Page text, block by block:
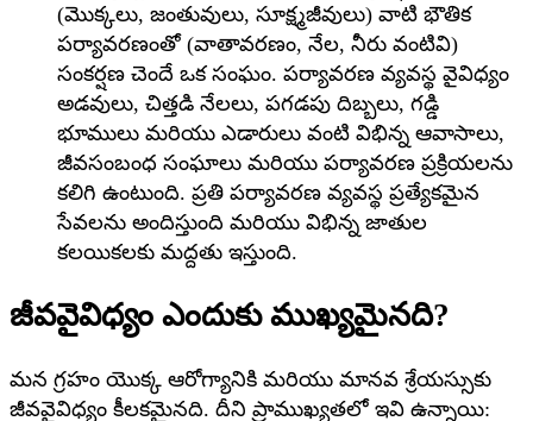
(మొక్కలు, జంతువులు, సూక్ష్మజీవులు) వాటి భౌతిక
పర్యావరణంతో (వాతావరణం, నేల, నీరు వంటివి)
సంకర్షణ చెందే ఒక సంఘం. పర్యావరణ వ్యవస్థ వైవిధ్యం
అడవులు, చిత్తడి నేలలు, పగడపు దిబ్బలు, గడ్డి
భూములు మరియు ఎడారులు వంటి విభిన్న ఆవాసాలు,
జీవసంబంధ సంఘాలు మరియు పర్యావరణ ప్రక్రియలను
కలిగి ఉంటుంది. ప్రతి పర్యావరణ వ్యవస్థ ప్రత్యేకమైన
సేవలను అందిస్తుంది మరియు విభిన్న జాతుల
కలయికలకు మద్దతు ఇస్తుంది.
జీవవైవిధ్యం ఎందుకు ముఖ్యమైనది?
మన గ్రహం యొక్క ఆరోగ్యానికి మరియు మానవ శ్రేయస్సుకు
జీవవైవిధ్యం కీలకమైనది. దీని ప్రాముఖ్యతలో ఇవి ఉన్నాయి: